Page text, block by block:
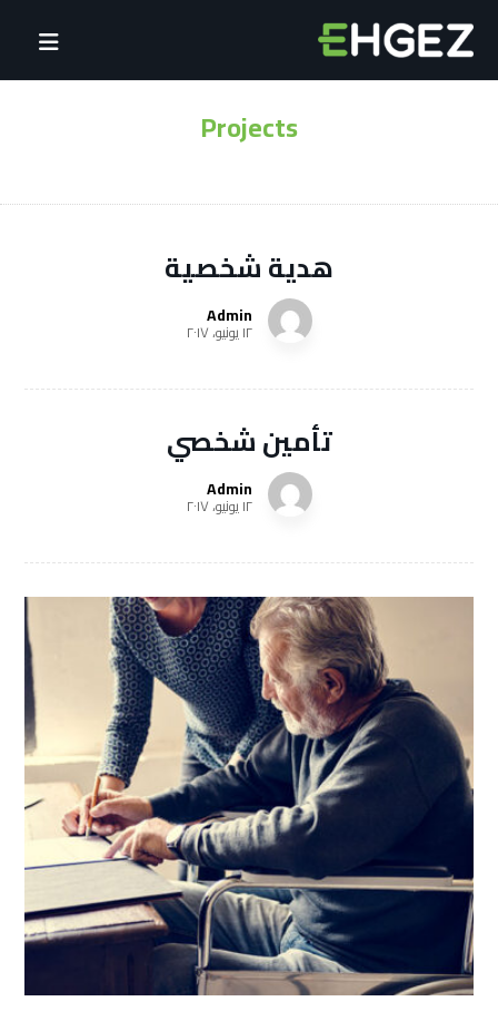
Projects
هدية شخصية
Admin
١٢ يونيو، ٢٠١٧
تأمين شخصي
Admin
١٢ يونيو، ٢٠١٧